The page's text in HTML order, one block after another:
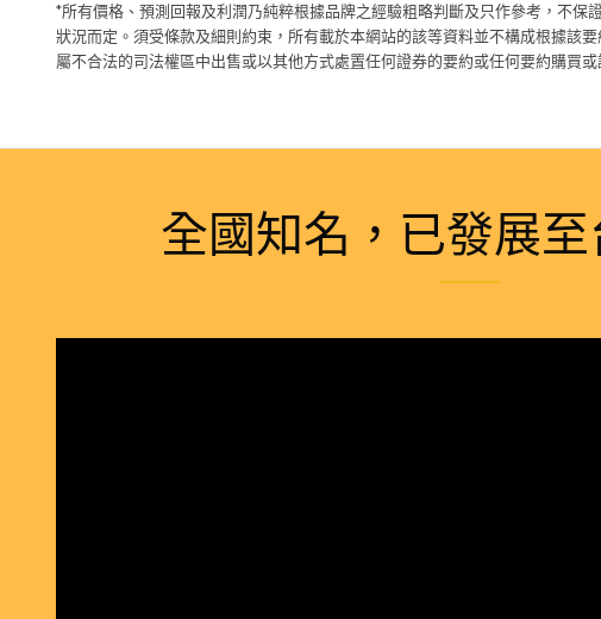
*所有價格、預測回報及利潤乃純粹根據品牌之經驗粗略判斷及只作參考，不保
狀況而定。須受條款及細則約束，所有載於本網站的該等資料並不構成根據該
屬不合法的司法權區中出售或以其他方式處置任何證券的要約或任何要約購買
全國知名，已發展